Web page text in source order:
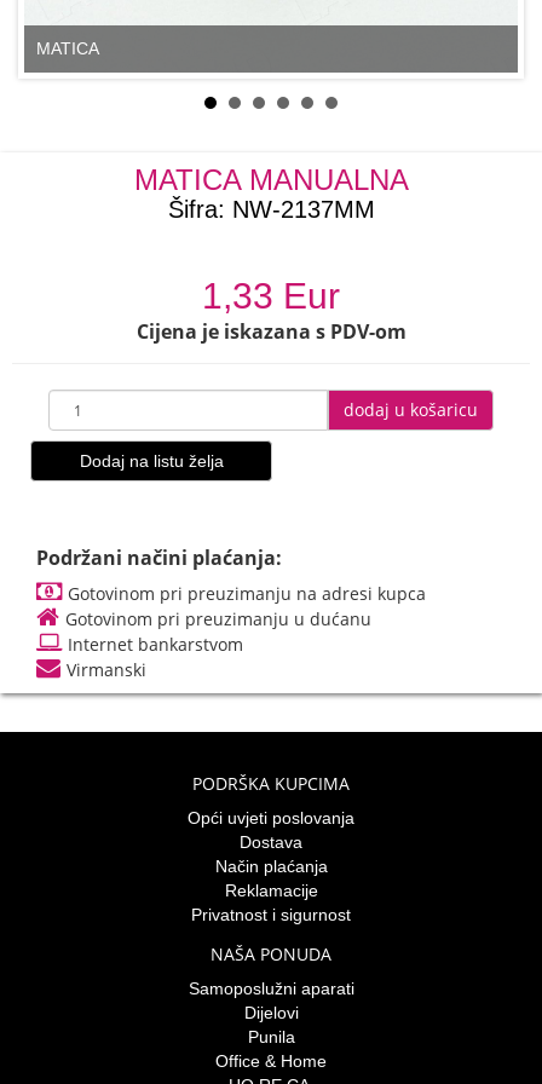
MATICA
MATICA MANUALNA
Šifra: NW-2137MM
1,33 Eur
Cijena je iskazana s PDV-om
dodaj u košaricu
Dodaj na listu želja
Podržani načini plaćanja:
Gotovinom pri preuzimanju na adresi kupca
Gotovinom pri preuzimanju u dućanu
Internet bankarstvom
Virmanski
PODRŠKA KUPCIMA
Opći uvjeti poslovanja
Dostava
Način plaćanja
Reklamacije
Privatnost i sigurnost
NAŠA PONUDA
Samoposlužni aparati
Dijelovi
Punila
Office & Home